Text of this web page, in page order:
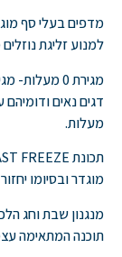
מדפים בעלי סף
למנוע זליגת
מגירת 0
מעלות.
מוגדר ובסיומו
תוכנה המתאימה